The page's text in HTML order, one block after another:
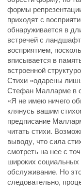
формы
приходят с
обнаруживается в
встречей с
восприятием,
вписывается в
встроенной
Стихи «одарены
Стефан Малларме в
«Я не имею ничего
клянусь вашим
предписание
читать стихи.
выводу, что сила
смотреть на нее с
широких
обслуживание. Но
следовательно,